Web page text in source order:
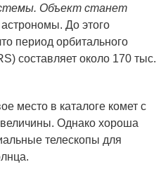
Объект станет
астрономы. До этого
период орбитального
составляет около 170 тыс.
место в каталоге комет с
Однако хороша
телескопы для